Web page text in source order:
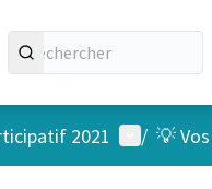
2021 Menu
/ 💡